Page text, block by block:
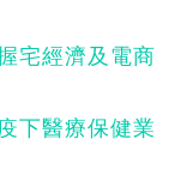
宅經濟及電商
下醫療保健業